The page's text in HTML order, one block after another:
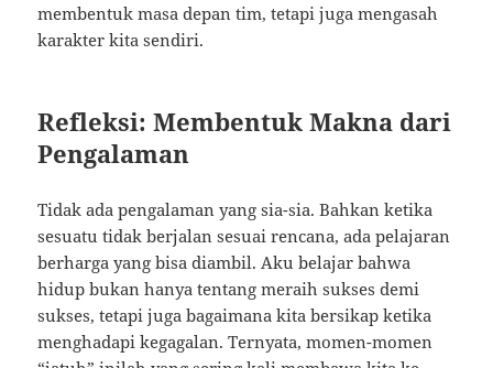
membentuk masa depan tim, tetapi juga mengasah
karakter kita sendiri.
Refleksi: Membentuk Makna dari
Pengalaman
Tidak ada pengalaman yang sia-sia. Bahkan ketika
sesuatu tidak berjalan sesuai rencana, ada pelajaran
berharga yang bisa diambil. Aku belajar bahwa
hidup bukan hanya tentang meraih sukses demi
sukses, tetapi juga bagaimana kita bersikap ketika
menghadapi kegagalan. Ternyata, momen-momen